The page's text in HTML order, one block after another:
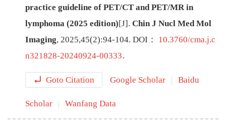
practice guideline of PET/CT and PET/MR in
lymphoma (2025 edition)[J]. Chin J Nucl Med Mol
Imaging, 2025,45(2):94-104. DOI： 10.3760/cma.j.c
n321828-20240924-00333.
Goto Citation Google Scholar Baidu
Scholar Wanfang Data